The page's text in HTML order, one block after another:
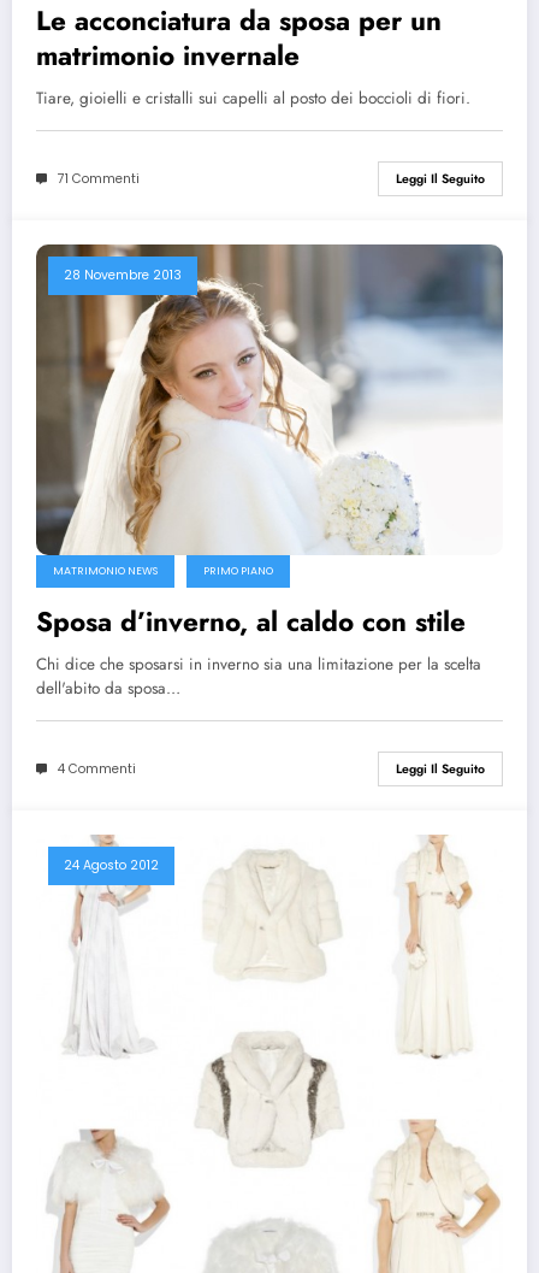
Le acconciatura da sposa per un
matrimonio invernale
Tiare, gioielli e cristalli sui capelli al posto dei boccioli di fiori.
71 Commenti Leggi Il Seguito
28 Novembre 2013
MATRIMONIO NEWS PRIMO PIANO
Sposa d’inverno, al caldo con stile
Chi dice che sposarsi in inverno sia una limitazione per la scelta
dell'abito da sposa…
4 Commenti Leggi Il Seguito
24 Agosto 2012